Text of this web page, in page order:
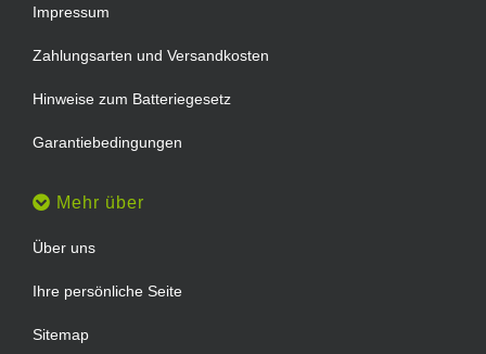
Impressum
Zahlungsarten und Versandkosten
Hinweise zum Batteriegesetz
Garantiebedingungen
Mehr über
Über uns
Ihre persönliche Seite
Sitemap